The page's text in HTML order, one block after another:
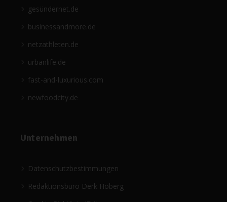
gesündernet.de
businessandmore.de
netzathleten.de
urbanlife.de
fast-and-luxurious.com
newfoodcity.de
Unternehmen
Datenschutzbestimmungen
Redaktionsbüro Derk Hoberg